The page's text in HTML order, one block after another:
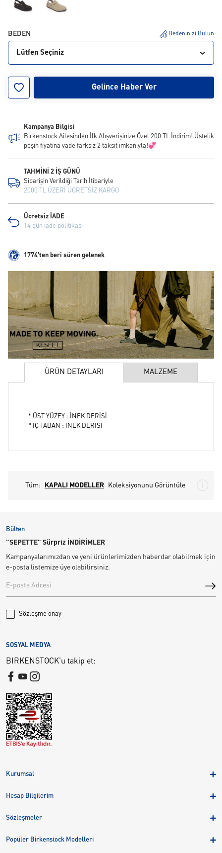
BEDEN Bedeninizi Bulun
Lütfen Seçiniz
44 45 46
Gelince Haber Ver
Kampanya Bilgisi
Birkenstock Ailesinden İlk Alışverişinize Özel 200 TL İndirim! Üstelik
peşin fiyatına vade farksız 2 taksit imkanıyla!💞
TAHMİNİ 2 İŞ GÜNÜ
Siparişin Verildiği Tarih İtibariyle
2000 TL ÜZERİ ÜCRETSİZ KARGO
Ücretsiz İADE
14 gün iade politikası
1774'ten beri süren gelenek
ÜRÜN DETAYLARI MALZEME
* ÜST YÜZEY : İNEK DERİSİ
* İÇ TABAN : İNEK DERİSİ
Tüm: KAPALI MODELLER Koleksiyonunu Görüntüle
Bülten
"SEPETTE" Sürpriz İNDİRİMLER
Kampanyalarımızdan ve yeni ürünlerimizden haberdar olabilmek için
e-posta listemize üye olabilirsiniz.
Sözleşme onay
Kurumsal
Birkenstock Group
Kariyer
Hesap Bilgilerim
Sipariş Takibi
Sözleşmeler
Popüler Birkenstock Modelleri
SOSYAL MEDYA
BIRKENSTOCK'u takip et: